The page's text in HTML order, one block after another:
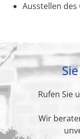
Ausstellen des
Rufen Sie
Wir